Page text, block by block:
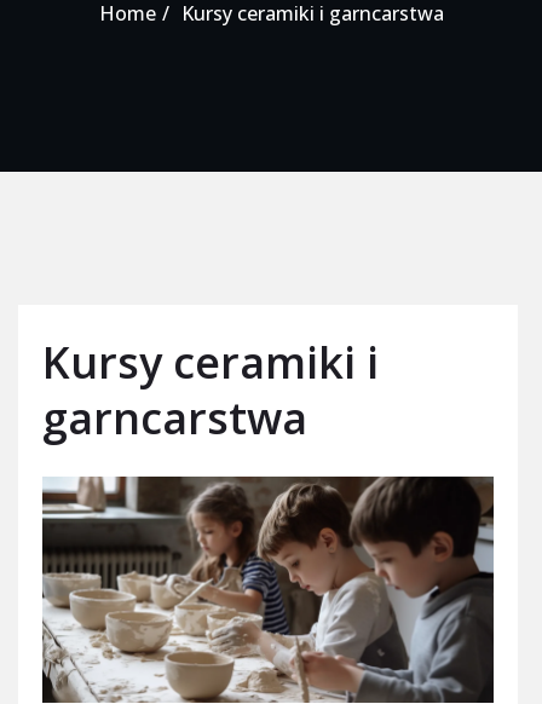
Home Kursy ceramiki i garncarstwa
Kursy ceramiki i
garncarstwa